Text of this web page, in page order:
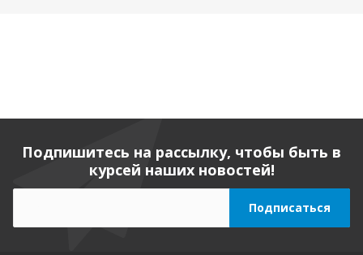
Подпишитесь на рассылку, чтобы быть в
курсей наших новостей!